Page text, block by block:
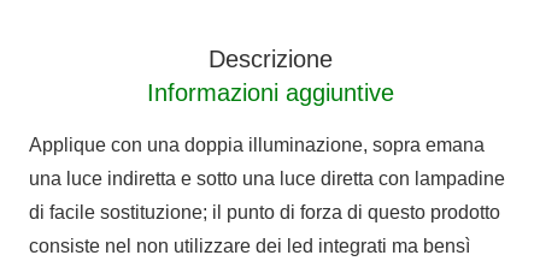
Descrizione
Informazioni aggiuntive
Applique con una doppia illuminazione, sopra emana
una luce indiretta e sotto una luce diretta con lampadine
di facile sostituzione; il punto di forza di questo prodotto
consiste nel non utilizzare dei led integrati ma bensì